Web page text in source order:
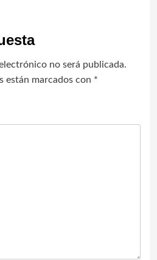
no será publicada.
están marcados con *